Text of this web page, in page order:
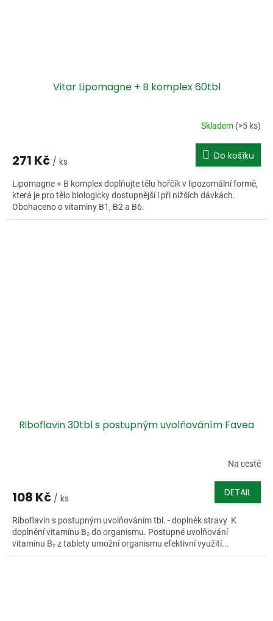
Vitar Lipomagne + B komplex 60tbl
Skladem (>5 ks)
271 Kč / ks Do košíku
Lipomagne + B komplex doplňujte tělu hořčík v lipozomální formě,
která je pro tělo biologicky dostupnější i při nižších dávkách.
Obohaceno o vitaminy B1, B2 a B6.
Riboflavin 30tbl s postupným uvolňováním Favea
Na cestě
108 Kč / ks DETAIL
Riboflavin s postupným uvolňováním tbl. - doplněk stravy K
doplnění vitamínu B₂ do organismu. Postupné uvolňování
vitamínu B₂ z tablety umožní organismu efektivní využití...